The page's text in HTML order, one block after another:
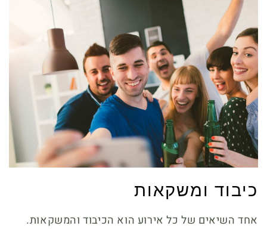
כיבוד ומשקאות
אחד השיאים של כל אירוע הוא הכיבוד והמשקאות.